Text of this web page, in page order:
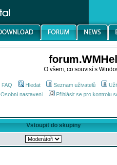
O všem, co souvisí s
FAQ Hledat Seznam uživatelů
Osobní nastavení
Přihlásit se pro kontrolu
Vstoupit do skupiny